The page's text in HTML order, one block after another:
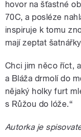
hovor na šťastné
70C, a posléze
inspiruje k tomu
mají zeptat
Chci jim něco říct,
a Bláža drmolí do
nějaký holky furt
s Růžou do lóže.“
Autorka je